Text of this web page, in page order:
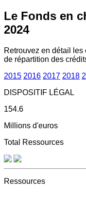
Le Fonds en
2024
Retrouvez en détail
de répartition des
2015 2016 2017 2018
DISPOSITIF LÉGAL
154.6
Millions d'euros
Total Ressources
Ressources